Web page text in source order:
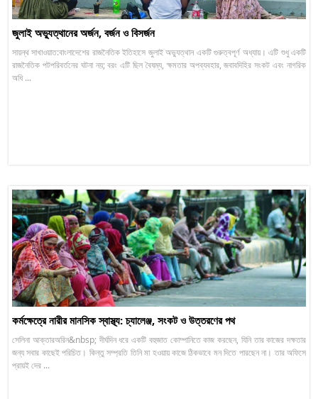
জুলাই অভ্যুত্থানের অর্জন, বর্জন ও বিসর্জন
সায়ন্থ সাখাওয়াত:বাংলাদেশের রাজনৈতিক ইতিহাসে জুলাই অভ্যুত্থান একটি গুরুত্বপূর্ণ অধ্যায়। এটি শুধু একটি
রাজনৈতিক পটপরিবর্তনের ঘটনা নয়; বরং এটি ছিল বৈষম্য, ক্ষমতার অপব্যবহার, জবাবদিহির সংকট এবং নাগরিক
অধি ...
কর্মক্ষেত্রে নারীর মানসিক স্বাস্থ্য: চ্যালেঞ্জ, সংকট ও উত্তরণের পথ
সেলিনা আক্তারঅরিন&nbsp; দীর্ঘদিন ধরে একটি বহুজাত কোম্পানিতে কাজ করছেন, যিনি তার কাজের দক্ষতার
জন্য সবার কাছেই পরিচিত। কিন্তু সম্প্রতি তিনি মা হওয়ায় কাজে ঠিকভাবে মন দিতে পারছেন না। তার অফিসে
প্রায়ই দের ...